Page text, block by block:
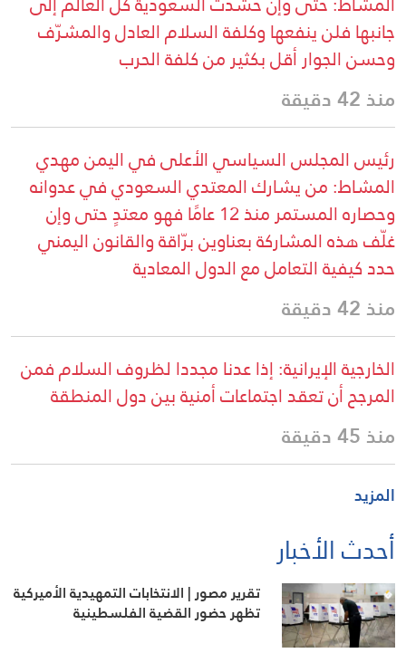
جانبها فلن ينفعها وكلفة السلام العادل والمشرّف
وحسن الجوار أقل بكثير من كلفة الحرب
منذ 42 دقيقة
رئيس المجلس السياسي الأعلى في اليمن مهدي
المشاط: من يشارك المعتدي السعودي في عدوانه
وحصاره المستمر منذ 12 عامًا فهو معتدٍ حتى وإن
غلّف هذه المشاركة بعناوين برّاقة والقانون اليمني
حدد كيفية التعامل مع الدول المعادية
منذ 42 دقيقة
الخارجية الإيرانية: إذا عدنا مجددا لظروف السلام فمن
المرجح أن تعقد اجتماعات أمنية بين دول المنطقة
منذ 45 دقيقة
المزيد
أحدث الأخبار
تقرير مصور | الانتخابات التمهيدية الأميركية
تظهر حضور القضية الفلسطينية